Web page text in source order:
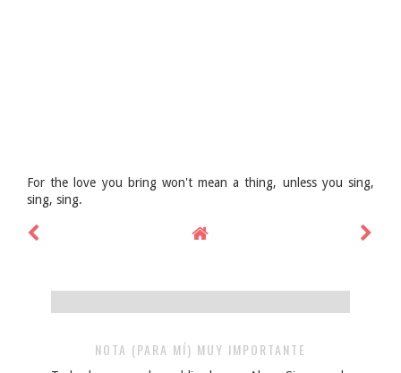
For the love you bring won't mean a thing, unless you sing,
sing, sing.
NOTA (PARA MÍ) MUY IMPORTANTE